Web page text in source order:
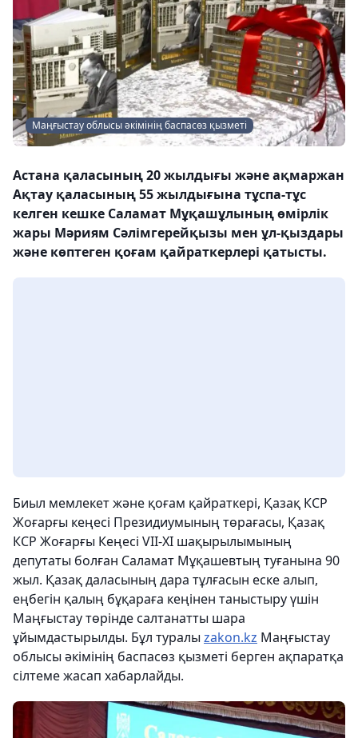
Маңғыстау облысы әкімінің баспасөз қызметі
Астана қаласының 20 жылдығы және ақмаржан
Ақтау қаласының 55 жылдығына тұспа-тұс
келген кешке Саламат Мұқашұлының өмірлік
жары Мәриям Сәлімгерейқызы мен ұл-қыздары
және көптеген қоғам қайраткерлері қатысты.
Биыл мемлекет және қоғам қайраткері, Қазақ КСР
Жоғарғы кеңесі Президиумының төрағасы, Қазақ
КСР Жоғарғы Кеңесі VII-XI шақырылымының
депутаты болған Саламат Мұқашевтың туғанына 90
жыл. Қазақ даласының дара тұлғасын еске алып,
еңбегін қалың бұқараға кеңінен таныстыру үшін
Маңғыстау төрінде салтанатты шара
ұйымдастырылды. Бұл туралы zakon.kz Маңғыстау
облысы әкімінің баспасөз қызметі берген ақпаратқа
сілтеме жасап хабарлайды.